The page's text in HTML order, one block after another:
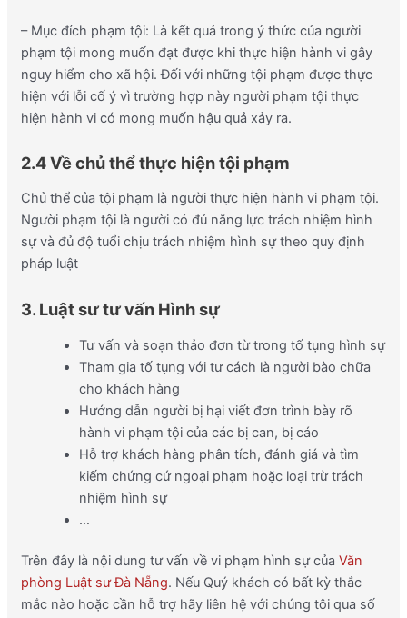
– Mục đích phạm tội: Là kết quả trong ý thức của người
phạm tội mong muốn đạt được khi thực hiện hành vi gây
nguy hiểm cho xã hội. Đối với những tội phạm được thực
hiện với lỗi cố ý vì trường hợp này người phạm tội thực
hiện hành vi có mong muốn hậu quả xảy ra.
2.4 Về chủ thể thực hiện tội phạm
Chủ thể của tội phạm là người thực hiện hành vi phạm tội.
Người phạm tội là người có đủ năng lực trách nhiệm hình
sự và đủ độ tuổi chịu trách nhiệm hình sự theo quy định
pháp luật
3. Luật sư tư vấn Hình sự
Tư vấn và soạn thảo đơn từ trong tố tụng hình sự
Tham gia tố tụng với tư cách là người bào chữa
cho khách hàng
Hướng dẫn người bị hại viết đơn trình bày rõ
hành vi phạm tội của các bị can, bị cáo
Hỗ trợ khách hàng phân tích, đánh giá và tìm
kiếm chứng cứ ngoại phạm hoặc loại trừ trách
nhiệm hình sự
…
Trên đây là nội dung tư vấn về vi phạm hình sự của Văn
phòng Luật sư Đà Nẵng. Nếu Quý khách có bất kỳ thắc
mắc nào hoặc cần hỗ trợ hãy liên hệ với chúng tôi qua số